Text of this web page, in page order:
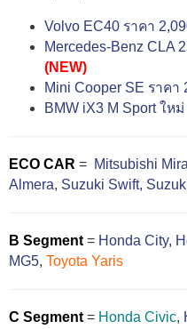
Volvo EC40 ราคา
Mercedes-Benz CLA
(NEW)
Mini Cooper SE ราคา
BMW iX3 M Sport ให
ECO CAR = Mitsubishi
Almera, Suzuki Swift,
B Segment = Honda City,
MG5, Toyota Yaris
C Segment = Honda Civic,